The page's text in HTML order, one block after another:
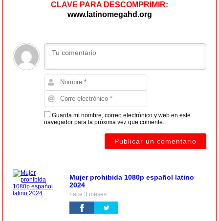
CLAVE PARA DESCOMPRIMIR:
www.latinomegahd.org
Guarda mi nombre, correo electrónico y web en este
navegador para la próxima vez que comente.
Mujer prohibida 1080p español latino
2024
hace 3 meses